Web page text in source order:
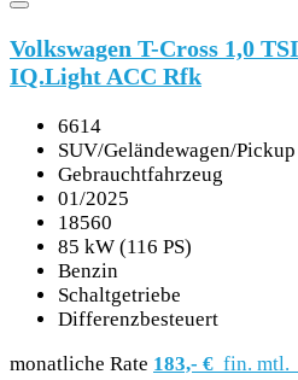
Volkswagen T-Cross 1,0
IQ.Light ACC Rfk
6614
SUV/Geländewagen/Pickup
Gebrauchtfahrzeug
01/2025
18560
85 kW (116 PS)
Benzin
Schaltgetriebe
Differenzbesteuert
monatliche Rate 183,- € fin. mtl.